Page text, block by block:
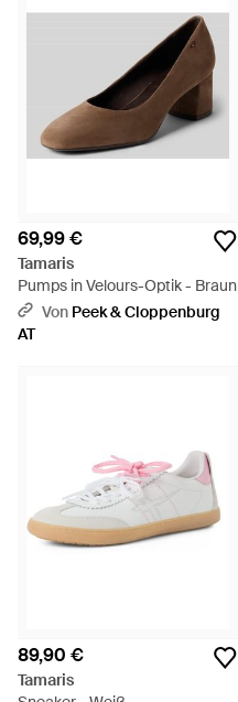
69,99 €
Tamaris
Pumps in Velours-Optik - Braun
Von Peek & Cloppenburg
AT
89,90 €
Tamaris